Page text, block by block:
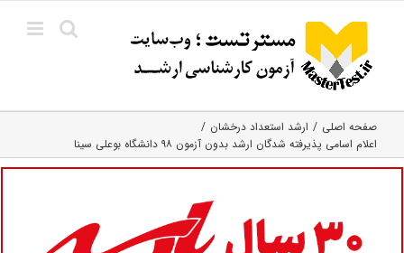
content
صفحه اصلی
ارشد استعداد درخشان
اعلام اسامی پذیرفته شدگان ارشد بدون آزمون ۹۸ دانشگاه بوعلی سینا